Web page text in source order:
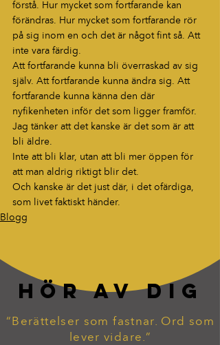
förstå. Hur mycket som fortfarande kan
förändras. Hur mycket som fortfarande rör
på sig inom en och det är något fint så. Att
inte vara färdig.
Att fortfarande kunna bli överraskad av sig
själv. Att fortfarande kunna ändra sig. Att
fortfarande kunna känna den där
nyfikenheten inför det som ligger framför.
Jag tänker att det kanske är det som är att
bli äldre.
Inte att bli klar, utan att bli mer öppen för
att man aldrig riktigt blir det.
Och kanske är det just där, i det ofärdiga,
som livet faktiskt händer.
Blogg
HÖR AV DIG
“Berättelser som fastnar. Ord som
lever vidare.”